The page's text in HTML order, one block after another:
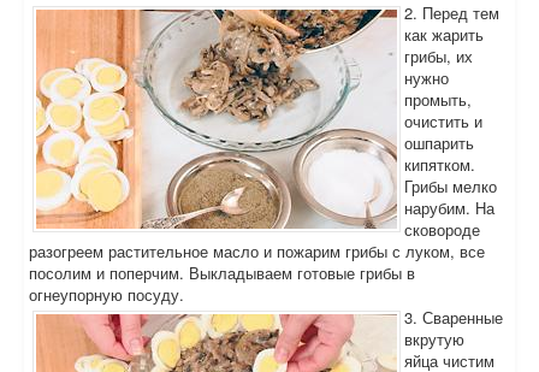
2. Перед тем
как жарить
грибы, их
нужно
промыть,
очистить и
ошпарить
кипятком.
Грибы мелко
нарубим. На
сковороде
разогреем растительное масло и пожарим грибы с луком, все
посолим и поперчим. Выкладываем готовые грибы в
огнеупорную посуду.
3. Сваренные
вкрутую
яйца чистим